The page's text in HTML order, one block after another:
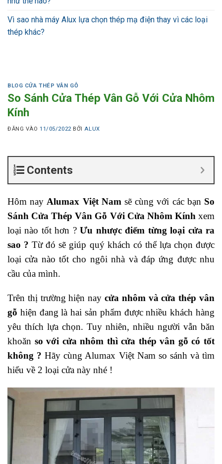
Vì sao nhà máy Alux lựa chọn thép mạ điện thay vì các loại
thép khác?
BLOG CỬA THÉP VÂN GỖ
So Sánh Cửa Thép Vân Gỗ Với Cửa Nhôm
Kính
ĐĂNG VÀO11/05/2022 BỞI ALUX
Contents
Hôm nay Alumax Việt Nam sẽ cùng với các bạn So
Sánh Cửa Thép Vân Gỗ Với Cửa Nhôm Kính xem
loại nào tốt hơn ?Ưu nhược điểm từng loại cửa ra
sao ? Từ đó sẽ giúp quý khách có thể lựa chọn được
loại cửa nào tốt cho ngôi nhà và đáp ứng được nhu
cầu của mình.
Trên thị trường hiện nay cửa nhôm và cửa thép vân
gỗ hiện đang là hai sản phẩm được nhiều khách hàng
yêu thích lựa chọn. Tuy nhiên, nhiều người vẫn băn
khoăn so với cửa nhôm thì cửa thép vân gỗ có tốt
không ? Hãy cùng Alumax Việt Nam so sánh và tìm
hiểu về 2 loại cửa này nhé !